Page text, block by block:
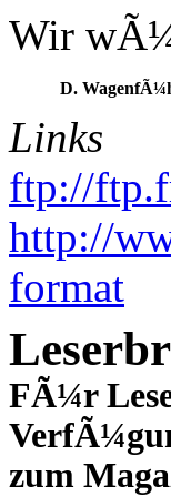
Wir
D.
Links
ftp://
http://
format
FÃ¼r
zum